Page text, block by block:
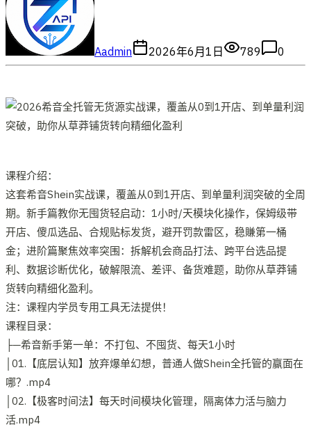
Aadmin 2026年6月1日 789 0
课程介绍：
这套希音Shein实战课，覆盖从0到1开店、到单量利润突破的全周
期。新手篇教你无囤货轻启动：1小时/天模块化操作，保姆级带
开店、傻瓜选品、合规贴标发货，避开罚款雷区，稳賺第一桶
金；进阶篇聚焦效率突围：拆解机会商品打法、跨平台选品提
利、数据诊断优化，破解限流、差评、备货难题，助你从草莽铺
货转向精细化盈利。
注：课程内学员专用工具无法提供！
课程目录：
├─希音新手第一单：不打包、不囤货、每天1小时
│01.【底层认知】放弃爆单幻想，普通人做Shein全托管的赢面在
哪？.mp4
│02.【极客时间法】每天时间模块化管理，隔离体力活与脑力
活.mp4